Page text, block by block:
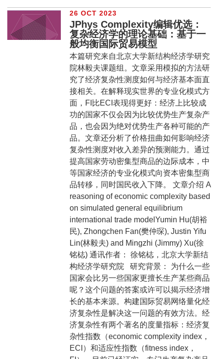
26 OCT 2023
JPhys Complexity编辑优选：
复杂经济学的理论基础：基于一
般均衡国际贸易模型
本篇研究来自北京大学新结构经济学研究
院林毅夫课题组。文章采用模拟的方法研
究了经济复杂性测度如何与经济基本面直
接相关。在解释现实世界的专业化模式方
面，FI比ECI表现得更好：经济上比较成
功的国家不仅会因为比较优势生产复杂产
品，也会因为绝对优势生产各种可能的产
品。文章还分析了价格扭曲如何影响经济
复杂性测度对收入差异的预测能力。通过
提高国家劳动密集型商品的边际成本，中
等国家经济的专业化模式向资本密集型商
品转移，同时国民收入下降。 文章介绍 A
reasoning of economic complexity based
on simulated general equilibrium
international trade modelYumin Hu(胡裕
民), Zhongchen Fan(樊仲琛), Justin Yifu
Lin(林毅夫) and Mingzhi (Jimmy) Xu(徐
铭梽) 通讯作者： 徐铭梽，北京大学新结
构经济学研究院 研究背景： 为什么一些
国家会比另一些国家更擅长生产某些商品
呢？这个问题的答案或许可以揭示经济增
长的基本来源。构建国际贸易网络量化经
济复杂性是解决这一问题的有效方法。经
济复杂性有两个著名的度量指标：经济复
杂性指数（economic complexity index，
ECI）和适应性指数（fitness index，